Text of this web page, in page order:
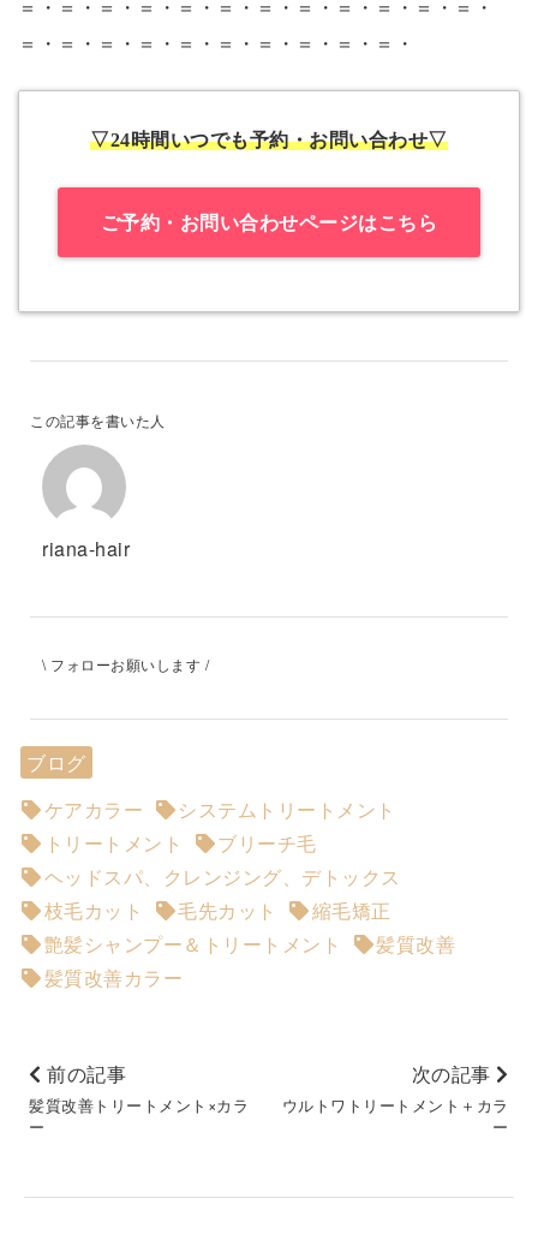
＝・＝・＝・＝・＝・＝・＝・＝・＝・＝・＝・＝・
＝・＝・＝・＝・＝・＝・＝・＝・＝・＝・
▽24時間いつでも予約・お問い合わせ▽
ご予約・お問い合わせページはこちら
この記事を書いた人
riana-hair
\ フォローお願いします /
ブログ
ケアカラー
システムトリートメント
トリートメント
ブリーチ毛
ヘッドスパ、クレンジング、デトックス
枝毛カット
毛先カット
縮毛矯正
艶髪シャンプー＆トリートメント
髪質改善
髪質改善カラー
前の記事
髪質改善トリートメント×カラ
ー
次の記事
ウルトワトリートメント＋カラ
ー